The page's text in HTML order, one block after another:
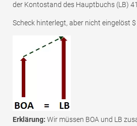
der Kontostand des Hauptbuchs (LB)
Scheck hinterlegt, aber nicht eingelöst
Erklärung: Wir müssen BOA und LB